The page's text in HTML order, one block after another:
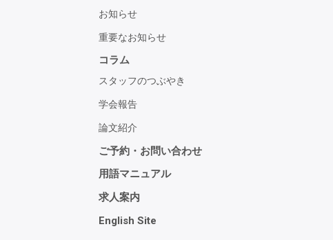
お知らせ
重要なお知らせ
コラム
スタッフのつぶやき
学会報告
論文紹介
ご予約・お問い合わせ
用語マニュアル
求人案内
English Site